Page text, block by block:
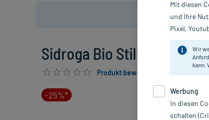
Sidroga Bio Stilltee,
Produkt bewerten & PlusHerzen
-25%*
Mit diesen
und Ihre
Pixel,
Wir
kann.
Werbung
In diesen
schalten